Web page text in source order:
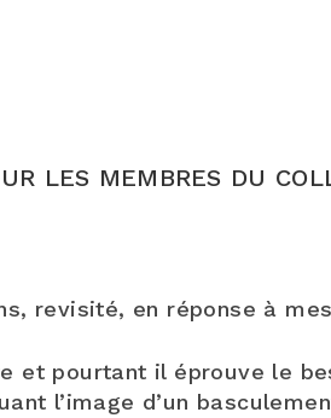
LES MEMBRES DU
revisité, en réponse à
et pourtant il éprouve le
l’image d’un